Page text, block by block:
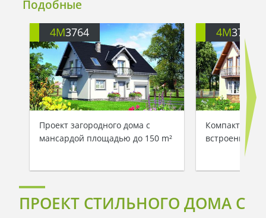
Подобные
4M3764
Проект загородного дома с
мансардой площадью до 150 m²
4M3764Z
Компактный
встроенным
ПРОЕКТ СТИЛЬНОГО ДОМА С